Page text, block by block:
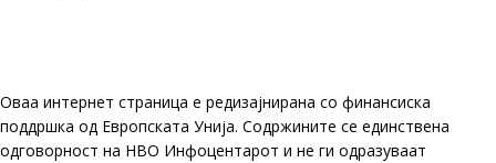
Оваа интернет страница е редизајнирана со финансиска
поддршка од Европската Унија. Содржините се единствена
одговорност на НВО Инфоцентарот и не ги одразуваат